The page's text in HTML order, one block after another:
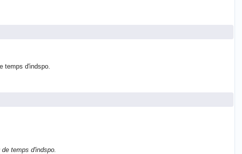
temps d'indspo.
temps d'indspo.